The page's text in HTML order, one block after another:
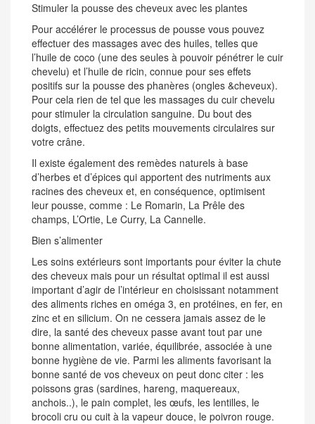
Stimuler la pousse des cheveux avec les plantes
Pour accélérer le processus de pousse vous pouvez
effectuer des massages avec des huiles, telles que
l’huile de coco (une des seules à pouvoir pénétrer le cuir
chevelu) et l’huile de ricin, connue pour ses effets
positifs sur la pousse des phanères (ongles &cheveux).
Pour cela rien de tel que les massages du cuir chevelu
pour stimuler la circulation sanguine. Du bout des
doigts, effectuez des petits mouvements circulaires sur
votre crâne.
Il existe également des remèdes naturels à base
d’herbes et d’épices qui apportent des nutriments aux
racines des cheveux et, en conséquence, optimisent
leur pousse, comme : Le Romarin, La Prêle des
champs, L’Ortie, Le Curry, La Cannelle.
Bien s’alimenter
Les soins extérieurs sont importants pour éviter la chute
des cheveux mais pour un résultat optimal il est aussi
important d’agir de l’intérieur en choisissant notamment
des aliments riches en oméga 3, en protéines, en fer, en
zinc et en silicium. On ne cessera jamais assez de le
dire, la santé des cheveux passe avant tout par une
bonne alimentation, variée, équilibrée, associée à une
bonne hygiène de vie. Parmi les aliments favorisant la
bonne santé de vos cheveux on peut donc citer : les
poissons gras (sardines, hareng, maquereaux,
anchois..), le pain complet, les œufs, les lentilles, le
brocoli cru ou cuit à la vapeur douce, le poivron rouge.